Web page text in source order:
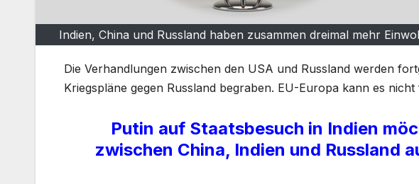
Indien, China und Russland haben zusammen dreimal mehr
Die Verhandlungen zwischen den USA und Russland werden
Kriegspläne gegen Russland begraben. EU-Europa kann es
Putin auf Staatsbesuch in Indien
zwischen China, Indien und Russland